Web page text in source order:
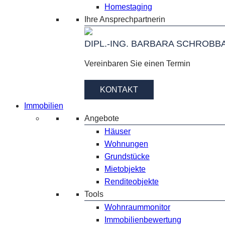
Homestaging
Ihre Ansprechpartnerin
DIPL.-ING. BARBARA
Vereinbaren Sie einen Termin
KONTAKT
Immobilien
Angebote
Häuser
Wohnungen
Grundstücke
Mietobjekte
Renditeobjekte
Tools
Wohnraummonitor
Immobilienbewertung